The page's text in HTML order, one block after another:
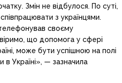
Змін не відбулося. По суті,
з українцями.
своєму
що допомога у сфері
може бути успішною на полі
в Україні», — зазначила